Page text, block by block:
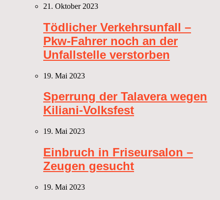
21. Oktober 2023
Tödlicher Verkehrsunfall –
Pkw-Fahrer noch an der
Unfallstelle verstorben
19. Mai 2023
Sperrung der Talavera wegen
Kiliani-Volksfest
19. Mai 2023
Einbruch in Friseursalon –
Zeugen gesucht
19. Mai 2023